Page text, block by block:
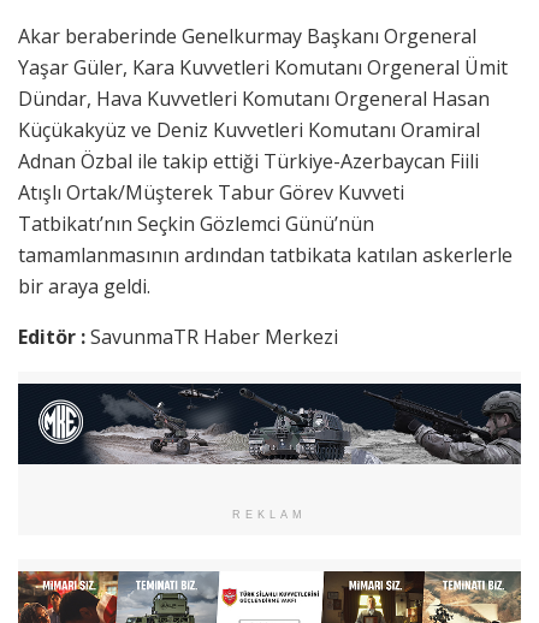
Akar beraberinde Genelkurmay Başkanı Orgeneral
Yaşar Güler, Kara Kuvvetleri Komutanı Orgeneral Ümit
Dündar, Hava Kuvvetleri Komutanı Orgeneral Hasan
Küçükakyüz ve Deniz Kuvvetleri Komutanı Oramiral
Adnan Özbal ile takip ettiği Türkiye-Azerbaycan Fiili
Atışlı Ortak/Müşterek Tabur Görev Kuvveti
Tatbikatı’nın Seçkin Gözlemci Günü’nün
tamamlanmasının ardından tatbikata katılan askerlerle
bir araya geldi.
Editör :SavunmaTR Haber Merkezi
REKLAM